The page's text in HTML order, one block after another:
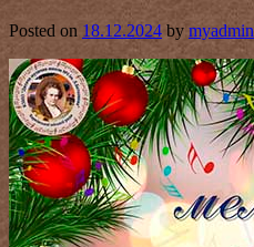
Posted on 18.12.2024 by myadmin